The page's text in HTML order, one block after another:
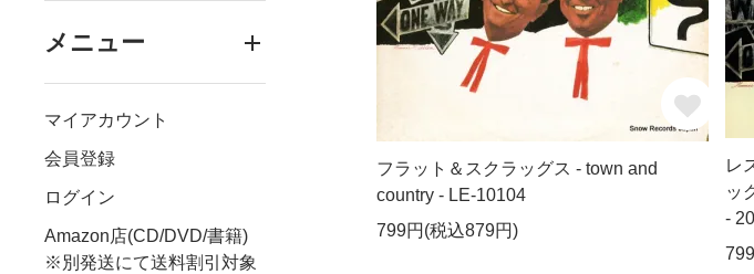
メニュー
マイアカウント
会員登録
ログイン
Amazon店(CD/DVD/書籍)
※別発送にて送料割引対象
フラット＆スクラッグス - town and
country - LE-10104
799円(税込879円)
レ
ッ
-